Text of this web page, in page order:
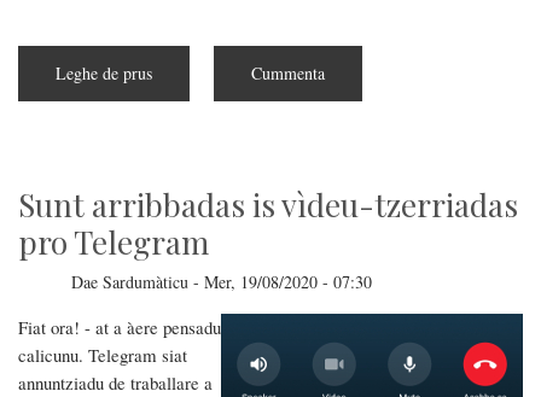
Leghe de prus
su
Linux
Cummenta
Sunt arribbadas is vìdeu-tzerriadas
pro Telegram
Dae Sardumàticu - Mer, 19/08/2020 - 07:30
Fiat ora! - at a àere pensadu
calicunu. Telegram siat
annuntziadu de traballare a